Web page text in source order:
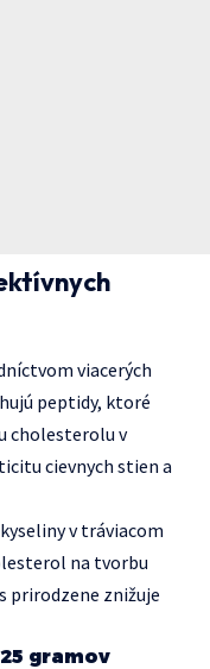
viacerých
peptidy, ktoré
cholesterolu v
cievnych stien a
v tráviacom
na tvorbu
prirodzene znižuje
gramov